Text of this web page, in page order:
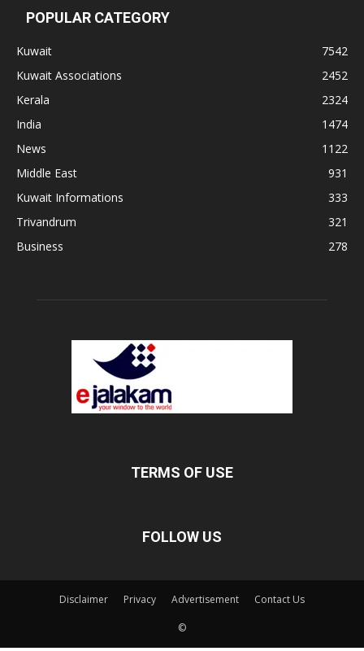
POPULAR CATEGORY
Kuwait
7542
Kuwait Associations
2452
Kerala
2324
India
1474
News
1122
Middle East
931
Kuwait Informations
333
Trivandrum
321
Business
278
TERMS OF USE
FOLLOW US
Disclaimer Privacy Advertisement Contact Us
©